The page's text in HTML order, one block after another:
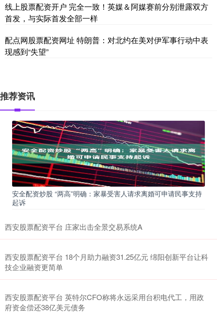
线上股票配资开户 完全一致！英媒＆阿媒赛前分别泄露双方
首发，与实际首发全部一样
配点网股票配资网址 特朗普：对北约在美对伊军事行动中表
现感到“失望”
推荐资讯
安全配资炒股 “两高”明确：家暴受害人请求离婚可申请民事支持
起诉
西安股票配资平台 庄家出击全景交易系统A
西安股票配资平台 18个月助力融资31.25亿元 绵阳创新平台让科
技企业融资更简单
西安股票配资平台 英特尔CFO称将永远采用台积电代工，用政
府资金偿还38亿美元债务